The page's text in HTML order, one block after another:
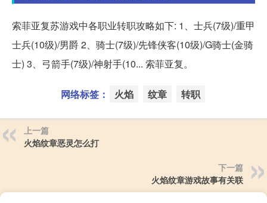
索菲亚复苏游戏中各职业转职攻略如下: 1、士兵(7级)/重甲
士兵(10级)/男爵 2、骑士(7级)/先锋侠客(10级)/G骑士(金骑
士) 3、弓箭手(7级)/神射手(10... 索菲亚复。
网络标签： 火焰 纹章 转职
上一篇
火焰纹章恶灵怎么打
下一篇
火焰纹章游戏故事有关联